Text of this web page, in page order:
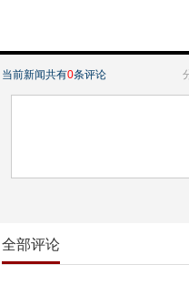
当前新闻共有0条评论
全部评论